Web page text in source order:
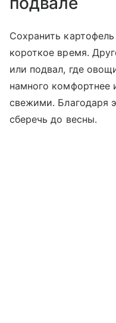
Сохранить
короткое время.
или подвал, где
намного комфортнее
свежими. Благодаря
сберечь до весны.